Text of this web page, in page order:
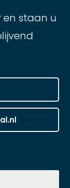
en staan u